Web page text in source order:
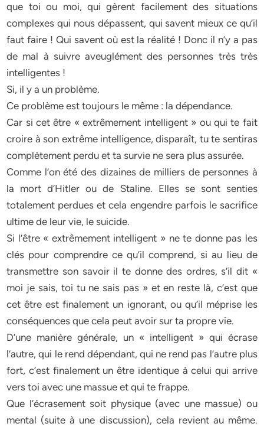
que toi ou moi, qui gèrent facilement des situations
complexes qui nous dépassent, qui savent mieux ce qu’il
faut faire ! Qui savent où est la réalité ! Donc il n’y a pas
de mal à suivre aveuglément des personnes très très
intelligentes !
Si, il y a un problème.
Ce problème est toujours le même : la dépendance.
Car si cet être « extrêmement intelligent » ou qui te fait
croire à son extrême intelligence, disparaît, tu te sentiras
complètement perdu et ta survie ne sera plus assurée.
Comme l’on été des dizaines de milliers de personnes à
la mort d’Hitler ou de Staline. Elles se sont senties
totalement perdues et cela engendre parfois le sacrifice
ultime de leur vie, le suicide.
Si l’être « extrêmement intelligent » ne te donne pas les
clés pour comprendre ce qu’il comprend, si au lieu de
transmettre son savoir il te donne des ordres, s’il dit «
moi je sais, toi tu ne sais pas » et en reste là, c’est que
cet être est finalement un ignorant, ou qu’il méprise les
conséquences que cela peut avoir sur ta propre vie.
D’une manière générale, un « intelligent » qui écrase
l’autre, qui le rend dépendant, qui ne rend pas l’autre plus
fort, c’est finalement un être identique à celui qui arrive
vers toi avec une massue et qui te frappe.
Que l’écrasement soit physique (avec une massue) ou
mental (suite à une discussion), cela revient au même.